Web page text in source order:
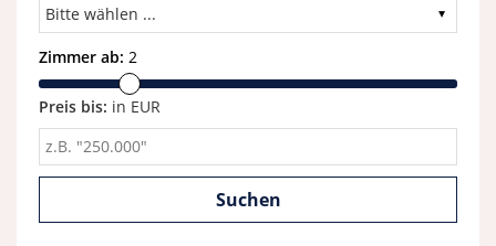
Zimmer ab: 2
Preis bis: in EUR